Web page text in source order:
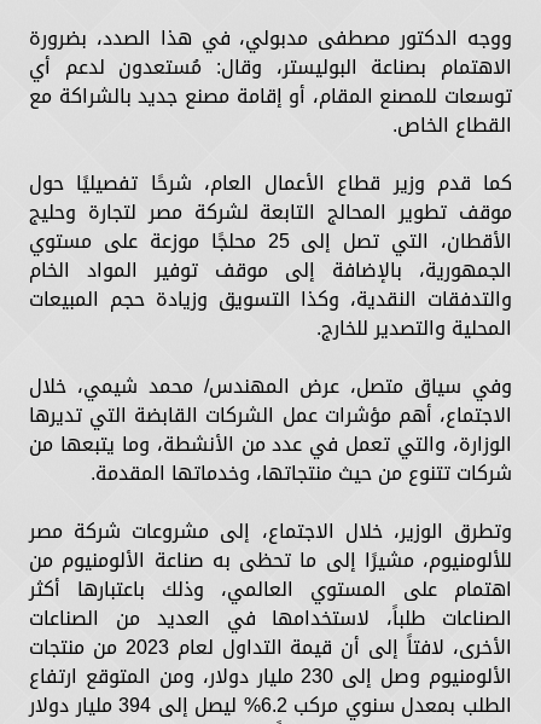
ووجه الدكتور مصطفى مدبولي، في هذا الصدد، بضرورة
الاهتمام بصناعة البوليستر، وقال: مُستعدون لدعم أي
توسعات للمصنع المقام، أو إقامة مصنع جديد بالشراكة مع
القطاع الخاص.
كما قدم وزير قطاع الأعمال العام، شرحًا تفصيليًا حول
موقف تطوير المحالج التابعة لشركة مصر لتجارة وحليج
الأقطان، التي تصل إلى 25 محلجًا موزعة على مستوي
الجمهورية، بالإضافة إلى موقف توفير المواد الخام
والتدفقات النقدية، وكذا التسويق وزيادة حجم المبيعات
المحلية والتصدير للخارج.
وفي سياق متصل، عرض المهندس/ محمد شيمي، خلال
الاجتماع، أهم مؤشرات عمل الشركات القابضة التي تديرها
الوزارة، والتي تعمل في عدد من الأنشطة، وما يتبعها من
شركات تتنوع من حيث منتجاتها، وخدماتها المقدمة.
وتطرق الوزير، خلال الاجتماع، إلى مشروعات شركة مصر
للألومنيوم، مشيرًا إلى ما تحظى به صناعة الألومنيوم من
اهتمام على المستوي العالمي، وذلك باعتبارها أكثر
الصناعات طلباً، لاستخدامها في العديد من الصناعات
الأخرى، لافتاً إلى أن قيمة التداول لعام 2023 من منتجات
الألومنيوم وصل إلى 230 مليار دولار، ومن المتوقع ارتفاع
الطلب بمعدل سنوي مركب 6.2% ليصل إلى 394 مليار دولار